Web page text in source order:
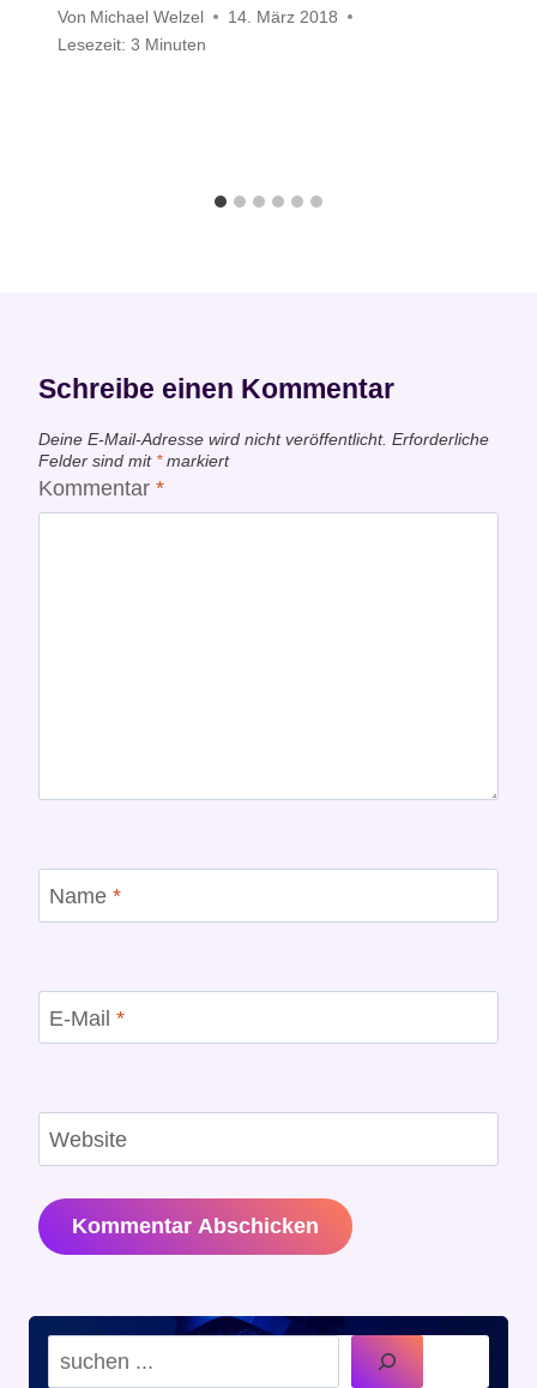
Von Michael Welzel
14. März 2018
Lesezeit: 3 Minuten
Schreibe einen Kommentar
Deine E-Mail-Adresse wird nicht veröffentlicht. Erforderliche
Felder sind mit *markiert
Kommentar *
Name *
E-Mail *
Website
Suchen